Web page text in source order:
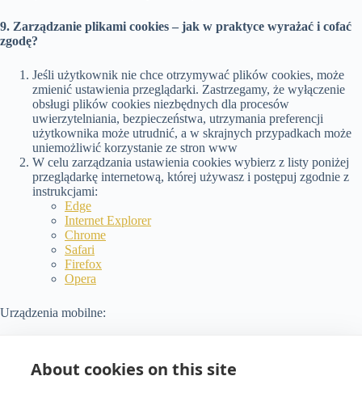
About cookies on this site
9. Zarządzanie plikami cookies – jak w praktyce wyrażać i cofać
zgodę?
Jeśli użytkownik nie chce otrzymywać plików cookies, może
zmienić ustawienia przeglądarki. Zastrzegamy, że wyłączenie
obsługi plików cookies niezbędnych dla procesów
uwierzytelniania, bezpieczeństwa, utrzymania preferencji
użytkownika może utrudnić, a w skrajnych przypadkach może
uniemożliwić korzystanie ze stron www
W celu zarządzania ustawienia cookies wybierz z listy poniżej
przeglądarkę internetową, której używasz i postępuj zgodnie z
instrukcjami:
Edge
Internet Explorer
Chrome
Safari
Firefox
Opera
Urządzenia mobilne: